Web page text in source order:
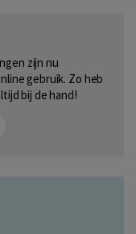
zijn nu
gebruik. Zo heb
bij de hand!